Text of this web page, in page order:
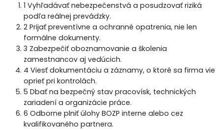
1 Vyhľadávať nebezpečenstvá a posudzovať riziká
podľa reálnej prevádzky.
2 Prijať preventívne a ochranné opatrenia, nie len
formálne dokumenty.
3 Zabezpečiť oboznamovanie a školenia
zamestnancov aj vedúcich.
4 Viesť dokumentáciu a záznamy, o ktoré sa firma vie
oprieť pri kontrolách.
5 Dbať na bezpečný stav pracovísk, technických
zariadení a organizácie práce.
6 Odborne plniť úlohy BOZP interne alebo cez
kvalifikovaného partnera.